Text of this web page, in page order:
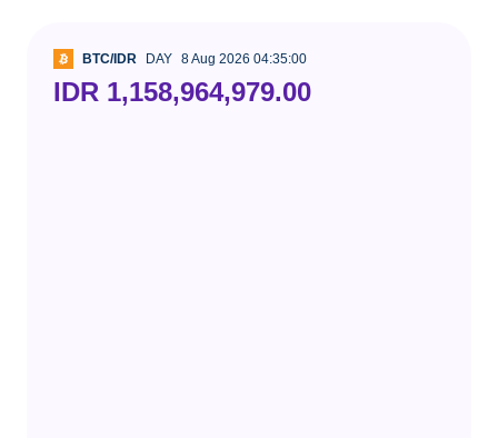
BTC/IDR DAY 8 Aug 2026 04:35:00
IDR 1,158,964,979.00